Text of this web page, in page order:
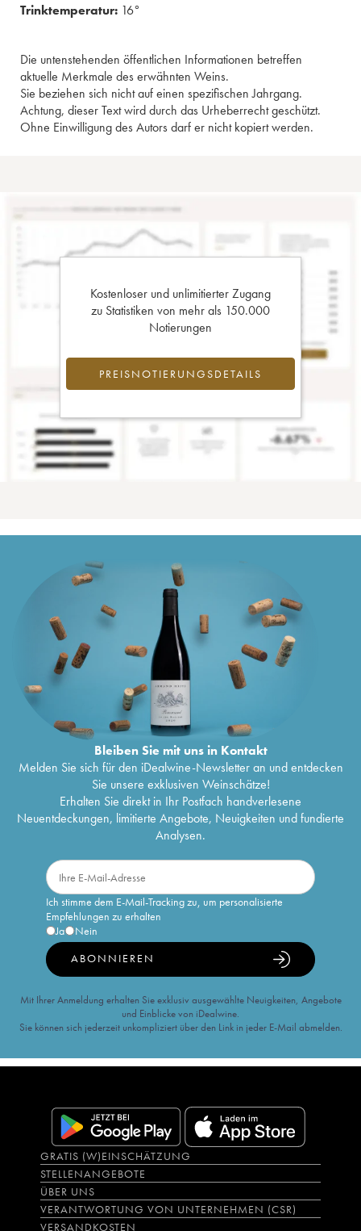
Trinktemperatur: 16°
Die untenstehenden öffentlichen Informationen betreffen
aktuelle Merkmale des erwähnten Weins.
Sie beziehen sich nicht auf einen spezifischen Jahrgang.
Achtung, dieser Text wird durch das Urheberrecht geschützt.
Ohne Einwilligung des Autors darf er nicht kopiert werden.
Kostenloser und unlimitierter Zugang
zu Statistiken von mehr als 150.000
Notierungen
PREISNOTIERUNGSDETAILS
Bleiben Sie mit uns in Kontakt
Melden Sie sich für den iDealwine-Newsletter an und entdecken
Sie unsere exklusiven Weinschätze!
Erhalten Sie direkt in Ihr Postfach handverlesene
Neuentdeckungen, limitierte Angebote, Neuigkeiten und fundierte
Analysen.
Ich stimme dem E-Mail-Tracking zu, um personalisierte
Empfehlungen zu erhalten
Ja
Nein
ABONNIEREN
Mit Ihrer Anmeldung erhalten Sie exklusiv ausgewählte Neuigkeiten, Angebote
und Einblicke von iDealwine.
Sie können sich jederzeit unkompliziert über den Link in jeder E-Mail abmelden.
GRATIS (W)EINSCHÄTZUNG
STELLENANGEBOTE
ÜBER UNS
VERANTWORTUNG VON UNTERNEHMEN (CSR)
VERSANDKOSTEN